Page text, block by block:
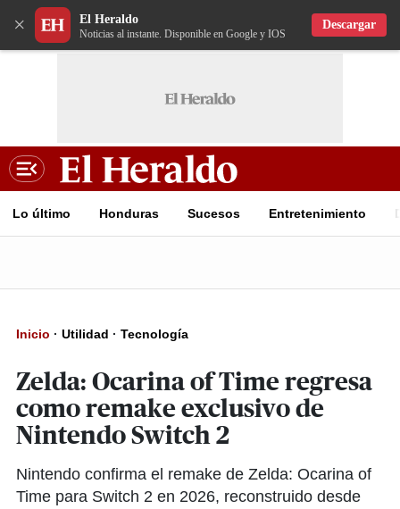
× El Heraldo
Noticias al instante. Disponible en Google y IOS
Descargar
Lo último Honduras Sucesos Entretenimiento
Inicio · Utilidad · Tecnología
Zelda: Ocarina of Time regresa
como remake exclusivo de
Nintendo Switch 2
Nintendo confirma el remake de Zelda: Ocarina of
Time para Switch 2 en 2026, reconstruido desde